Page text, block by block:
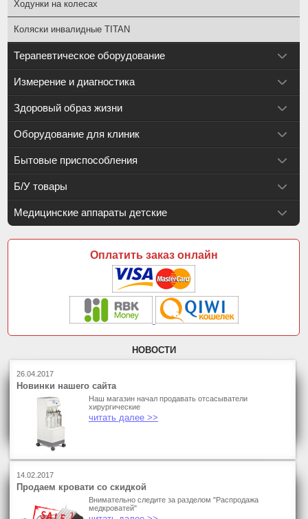
Ходунки на колесах
Коляски инвалидные TITAN
Терапевтическое оборудование
Измерение и диагностика
Здоровый образ жизни
Оборудование для клиник
Бытовые приспособления
Б/У товары
Медицинские аппараты детские
Оплатить заказ онлайн
НОВОСТИ
26.04.2017
Новинки нашего сайта
Наш магазин начал продавать отсасыватели
хирургические
читать далее >>
14.02.2017
Продаем кровати со скидкой
Внимательно следите за разделом "Распродажа
медкроватей"